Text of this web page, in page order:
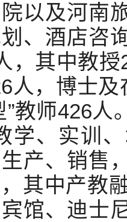
以及河南
、酒店咨
，其中教
人，博士
”教师426人
学、实训
产、销售
其中产教
馆、迪士